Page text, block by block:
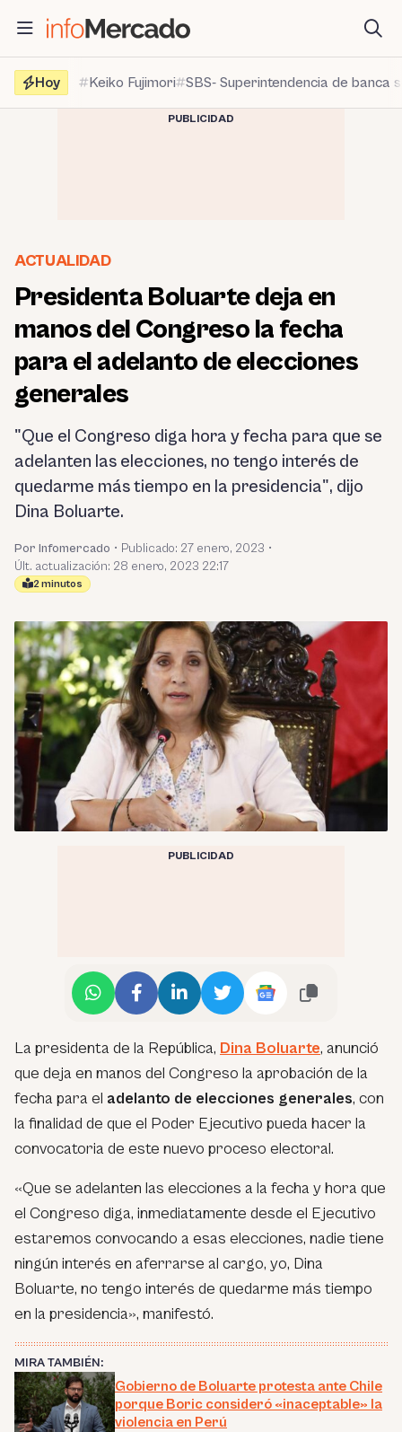
contenido
Hoy
Keiko Fujimori SBS- Superintendencia de banca
PUBLICIDAD
ACTUALIDAD
Presidenta Boluarte deja en
manos del Congreso la fecha
para el adelanto de elecciones
generales
"Que el Congreso diga hora y fecha para que se
adelanten las elecciones, no tengo interés de
quedarme más tiempo en la presidencia", dijo
Dina Boluarte.
Por Infomercado • Publicado: 27 enero, 2023 •
Últ. actualización: 28 enero, 2023 22:17
2 minutos
PUBLICIDAD
La presidenta de la República, Dina Boluarte, anunció
que deja en manos del Congreso la aprobación de la
fecha para el adelanto de elecciones generales, con
la finalidad de que el Poder Ejecutivo pueda hacer la
convocatoria de este nuevo proceso electoral.
«Que se adelanten las elecciones a la fecha y hora que
el Congreso diga, inmediatamente desde el Ejecutivo
estaremos convocando a esas elecciones, nadie tiene
ningún interés en aferrarse al cargo, yo, Dina
Boluarte, no tengo interés de quedarme más tiempo
en la presidencia», manifestó.
MIRA TAMBIÉN:
Gobierno de Boluarte protesta ante Chile
porque Boric consideró «inaceptable» la
violencia en Perú